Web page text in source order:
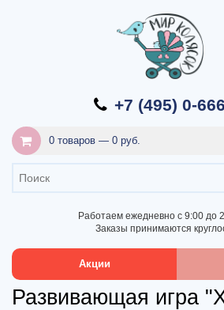
+7 (495) 0-
0 товаров — 0 руб.
Работаем ежедневно с 9:00 до
Заказы принимаются
Акции
Развивающая игра